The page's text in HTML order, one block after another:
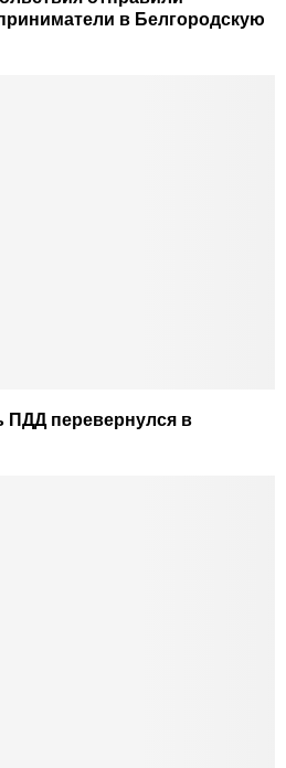
в Белгородскую
ПДД перевернулся в